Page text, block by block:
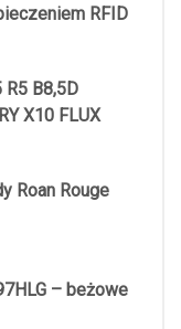
RFID
R5 B8,5D
X10 FLUX
Roan Rouge
– beżowe